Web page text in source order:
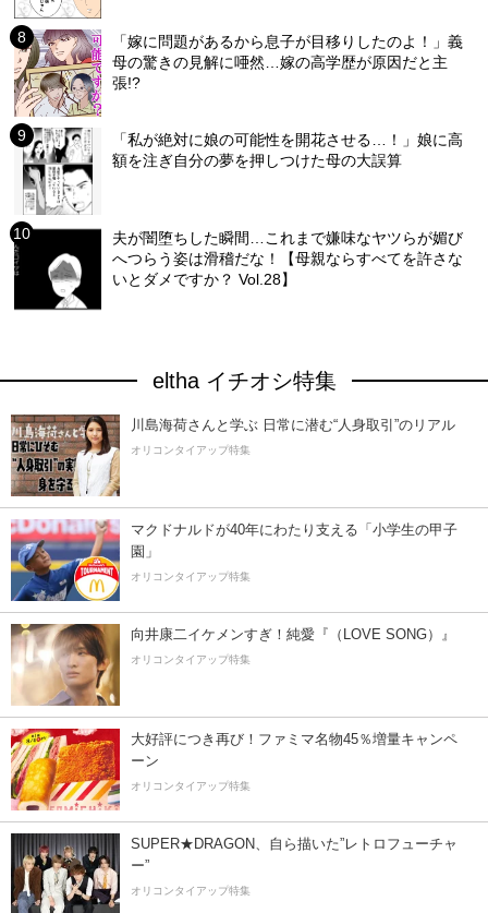
「嫁に問題があるから息子が目移りしたのよ！」義
母の驚きの見解に唖然…嫁の高学歴が原因だと主
張!?
「私が絶対に娘の可能性を開花させる…！」娘に高
額を注ぎ自分の夢を押しつけた母の大誤算
夫が闇堕ちした瞬間…これまで嫌味なヤツらが媚び
へつらう姿は滑稽だな！【母親ならすべてを許さな
いとダメですか？ Vol.28】
eltha イチオシ特集
川島海荷さんと学ぶ 日常に潜む“人身取引”のリアル
オリコンタイアップ特集
マクドナルドが40年にわたり支える「小学生の甲子
園」
オリコンタイアップ特集
向井康二イケメンすぎ！純愛『（LOVE SONG）』
オリコンタイアップ特集
大好評につき再び！ファミマ名物45％増量キャンペ
ーン
オリコンタイアップ特集
SUPER★DRAGON、自ら描いた”レトロフューチャ
ー”
オリコンタイアップ特集